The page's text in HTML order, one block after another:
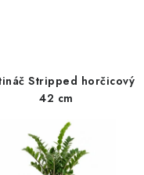
Stripped horčicový
42 cm